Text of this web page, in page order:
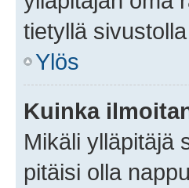
tietyllä
Ylös
Kuinka
Mikäli ylläpitäjä
pitäisi olla